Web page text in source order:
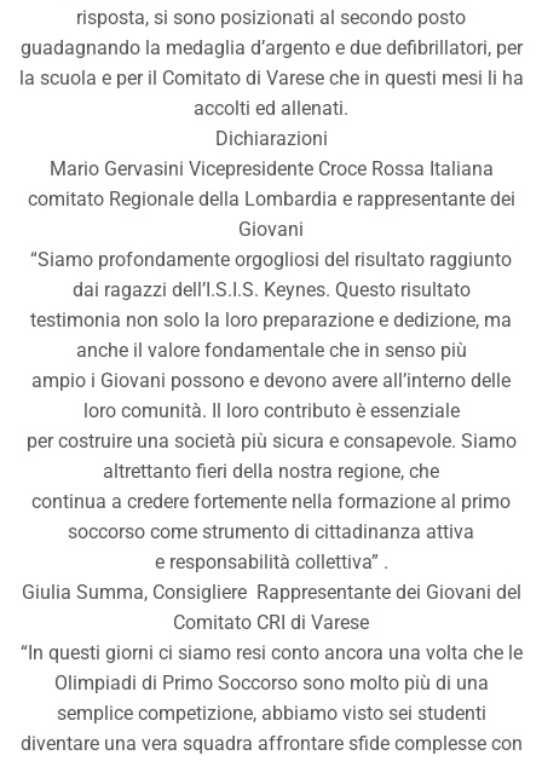
risposta, si sono posizionati al secondo posto
guadagnando la medaglia d’argento e due defibrillatori, per
la scuola e per il Comitato di Varese che in questi mesi li ha
accolti ed allenati.
Dichiarazioni
Mario Gervasini Vicepresidente Croce Rossa Italiana
comitato Regionale della Lombardia e rappresentante dei
Giovani
“Siamo profondamente orgogliosi del risultato raggiunto
dai ragazzi dell’I.S.I.S. Keynes. Questo risultato
testimonia non solo la loro preparazione e dedizione, ma
anche il valore fondamentale che in senso più
ampio i Giovani possono e devono avere all’interno delle
loro comunità. Il loro contributo è essenziale
per costruire una società più sicura e consapevole. Siamo
altrettanto fieri della nostra regione, che
continua a credere fortemente nella formazione al primo
soccorso come strumento di cittadinanza attiva
e responsabilità collettiva” .
Giulia Summa, Consigliere Rappresentante dei Giovani del
Comitato CRI di Varese
“In questi giorni ci siamo resi conto ancora una volta che le
Olimpiadi di Primo Soccorso sono molto più di una
semplice competizione, abbiamo visto sei studenti
diventare una vera squadra affrontare sfide complesse con